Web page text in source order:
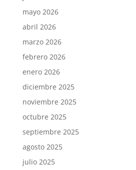
mayo 2026
abril 2026
marzo 2026
febrero 2026
enero 2026
diciembre 2025
noviembre 2025
octubre 2025
septiembre 2025
agosto 2025
julio 2025